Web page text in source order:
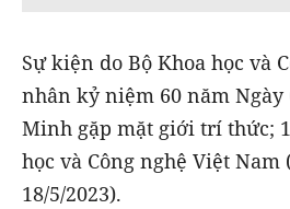
Sự kiện do Bộ Khoa học và
nhân kỷ niệm 60 năm Ngày
Minh gặp mặt giới trí thức;
học và Công nghệ Việt Nam
18/5/2023).